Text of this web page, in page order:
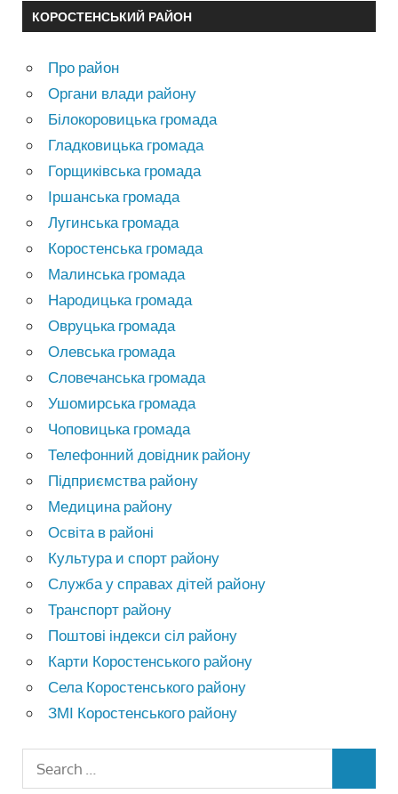
КОРОСТЕНСЬКИЙ РАЙОН
Про район
Органи влади району
Білокоровицька громада
Гладковицька громада
Горщиківська громада
Іршанська громада
Лугинська громада
Коростенська громада
Малинська громада
Народицька громада
Овруцька громада
Олевська громада
Словечанська громада
Ушомирська громада
Чоповицька громада
Телефонний довідник району
Підприємства району
Медицина району
Освіта в районі
Культура и спорт району
Служба у справах дітей району
Транспорт району
Поштові індекси сіл району
Карти Коростенського району
Села Коростенського району
ЗМІ Коростенського району